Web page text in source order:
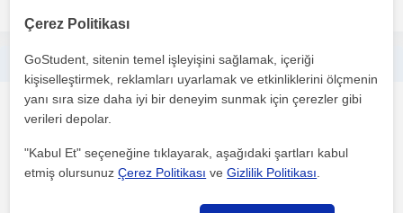
Ingilizce
Çerez Politikası
GoStudent, sitenin temel işleyişini sağlamak, içeriği
kişiselleştirmek, reklamları uyarlamak ve etkinliklerini ölçmenin
yanı sıra size daha iyi bir deneyim sunmak için çerezler gibi
verileri depolar.
"Kabul Et" seçeneğine tıklayarak, aşağıdaki şartları kabul
etmiş olursunuzÇerez Politikası veGizlilik Politikası